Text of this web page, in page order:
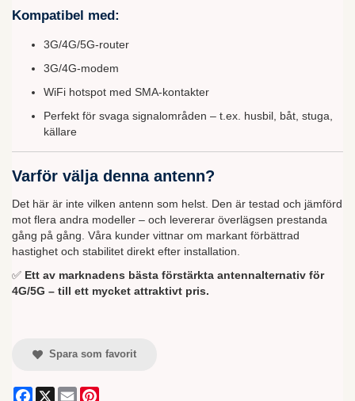
Kompatibel med:
3G/4G/5G-router
3G/4G-modem
WiFi hotspot med SMA-kontakter
Perfekt för svaga signalområden – t.ex. husbil, båt, stuga,
källare
Varför välja denna antenn?
Det här är inte vilken antenn som helst. Den är testad och jämförd
mot flera andra modeller – och levererar överlägsen prestanda
gång på gång. Våra kunder vittnar om markant förbättrad
hastighet och stabilitet direkt efter installation.
✅ Ett av marknadens bästa förstärkta antennalternativ för
4G/5G – till ett mycket attraktivt pris.
Spara som favorit
Facebook
X Email